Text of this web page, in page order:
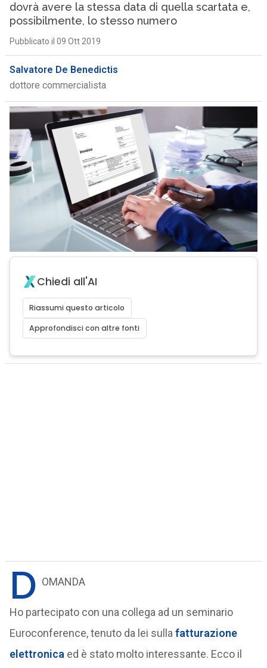
dovrà avere la stessa data di quella scartata e,
possibilmente, lo stesso numero
Pubblicato il 09 Ott 2019
Salvatore De Benedictis
dottore commercialista
Chiedi all'AI
Riassumi questo articolo
Approfondisci con altre fonti
D OMANDA
Ho partecipato con una collega ad un seminario
Euroconference, tenuto da lei sulla fatturazione
elettronica ed è stato molto interessante. Ecco il